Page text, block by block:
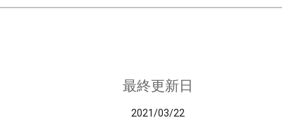
最終更新日
2021/03/22